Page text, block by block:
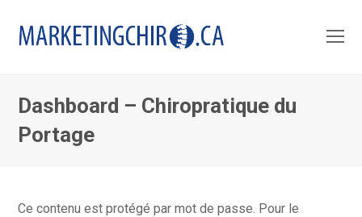
Dashboard – Chiropratique du
Portage
Ce contenu est protégé par mot de passe. Pour le